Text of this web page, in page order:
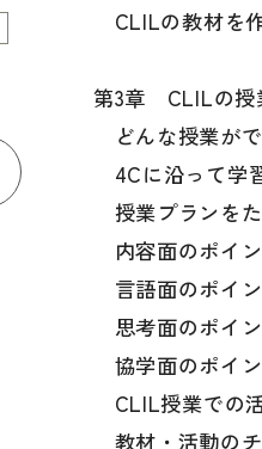
CLILの教材を
第3章 CLILの授
どんな授業が
4Cに沿って学
授業プランを
内容面のポイ
言語面のポイ
思考面のポイ
協学面のポイ
CLIL授業での
教材・活動の